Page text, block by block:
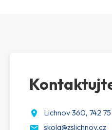
Lichnov 360, 742
skola@zslichnov.cz